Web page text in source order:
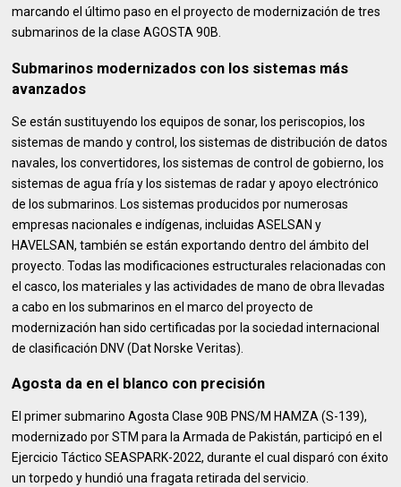
marcando el último paso en el proyecto de modernización de tres
submarinos de la clase AGOSTA 90B.
Submarinos modernizados con los sistemas más
avanzados
Se están sustituyendo los equipos de sonar, los periscopios, los
sistemas de mando y control, los sistemas de distribución de datos
navales, los convertidores, los sistemas de control de gobierno, los
sistemas de agua fría y los sistemas de radar y apoyo electrónico
de los submarinos. Los sistemas producidos por numerosas
empresas nacionales e indígenas, incluidas ASELSAN y
HAVELSAN, también se están exportando dentro del ámbito del
proyecto. Todas las modificaciones estructurales relacionadas con
el casco, los materiales y las actividades de mano de obra llevadas
a cabo en los submarinos en el marco del proyecto de
modernización han sido certificadas por la sociedad internacional
de clasificación DNV (Dat Norske Veritas).
Agosta da en el blanco con precisión
El primer submarino Agosta Clase 90B PNS/M HAMZA (S-139),
modernizado por STM para la Armada de Pakistán, participó en el
Ejercicio Táctico SEASPARK-2022, durante el cual disparó con éxito
un torpedo y hundió una fragata retirada del servicio.